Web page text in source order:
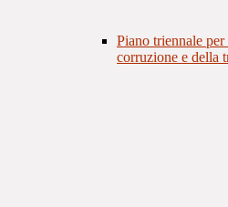
Piano triennale
corruzione e della